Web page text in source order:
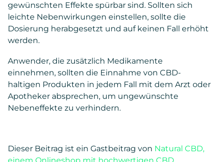
gewünschten Effekte spürbar sind. Sollten sich
leichte Nebenwirkungen einstellen, sollte die
Dosierung herabgesetzt und auf keinen Fall erhöht
werden.
Anwender, die zusätzlich Medikamente
einnehmen, sollten die Einnahme von CBD-
haltigen Produkten in jedem Fall mit dem Arzt oder
Apotheker absprechen, um ungewünschte
Nebeneffekte zu verhindern.
Dieser Beitrag ist ein Gastbeitrag von Natural CBD,